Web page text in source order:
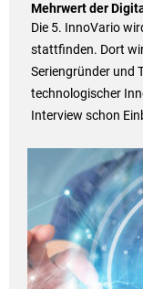
Mehrwert der
Die 5. InnoVario
stattfinden. Dort
Seriengründer und
technologischer
Interview schon